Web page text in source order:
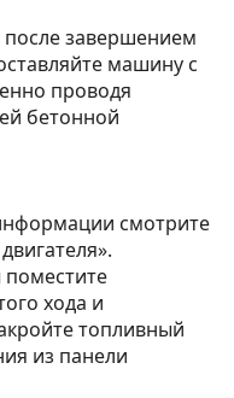
после завершением
машину с
проводя
бетонной
смотрите
хода и
топливный
из панели